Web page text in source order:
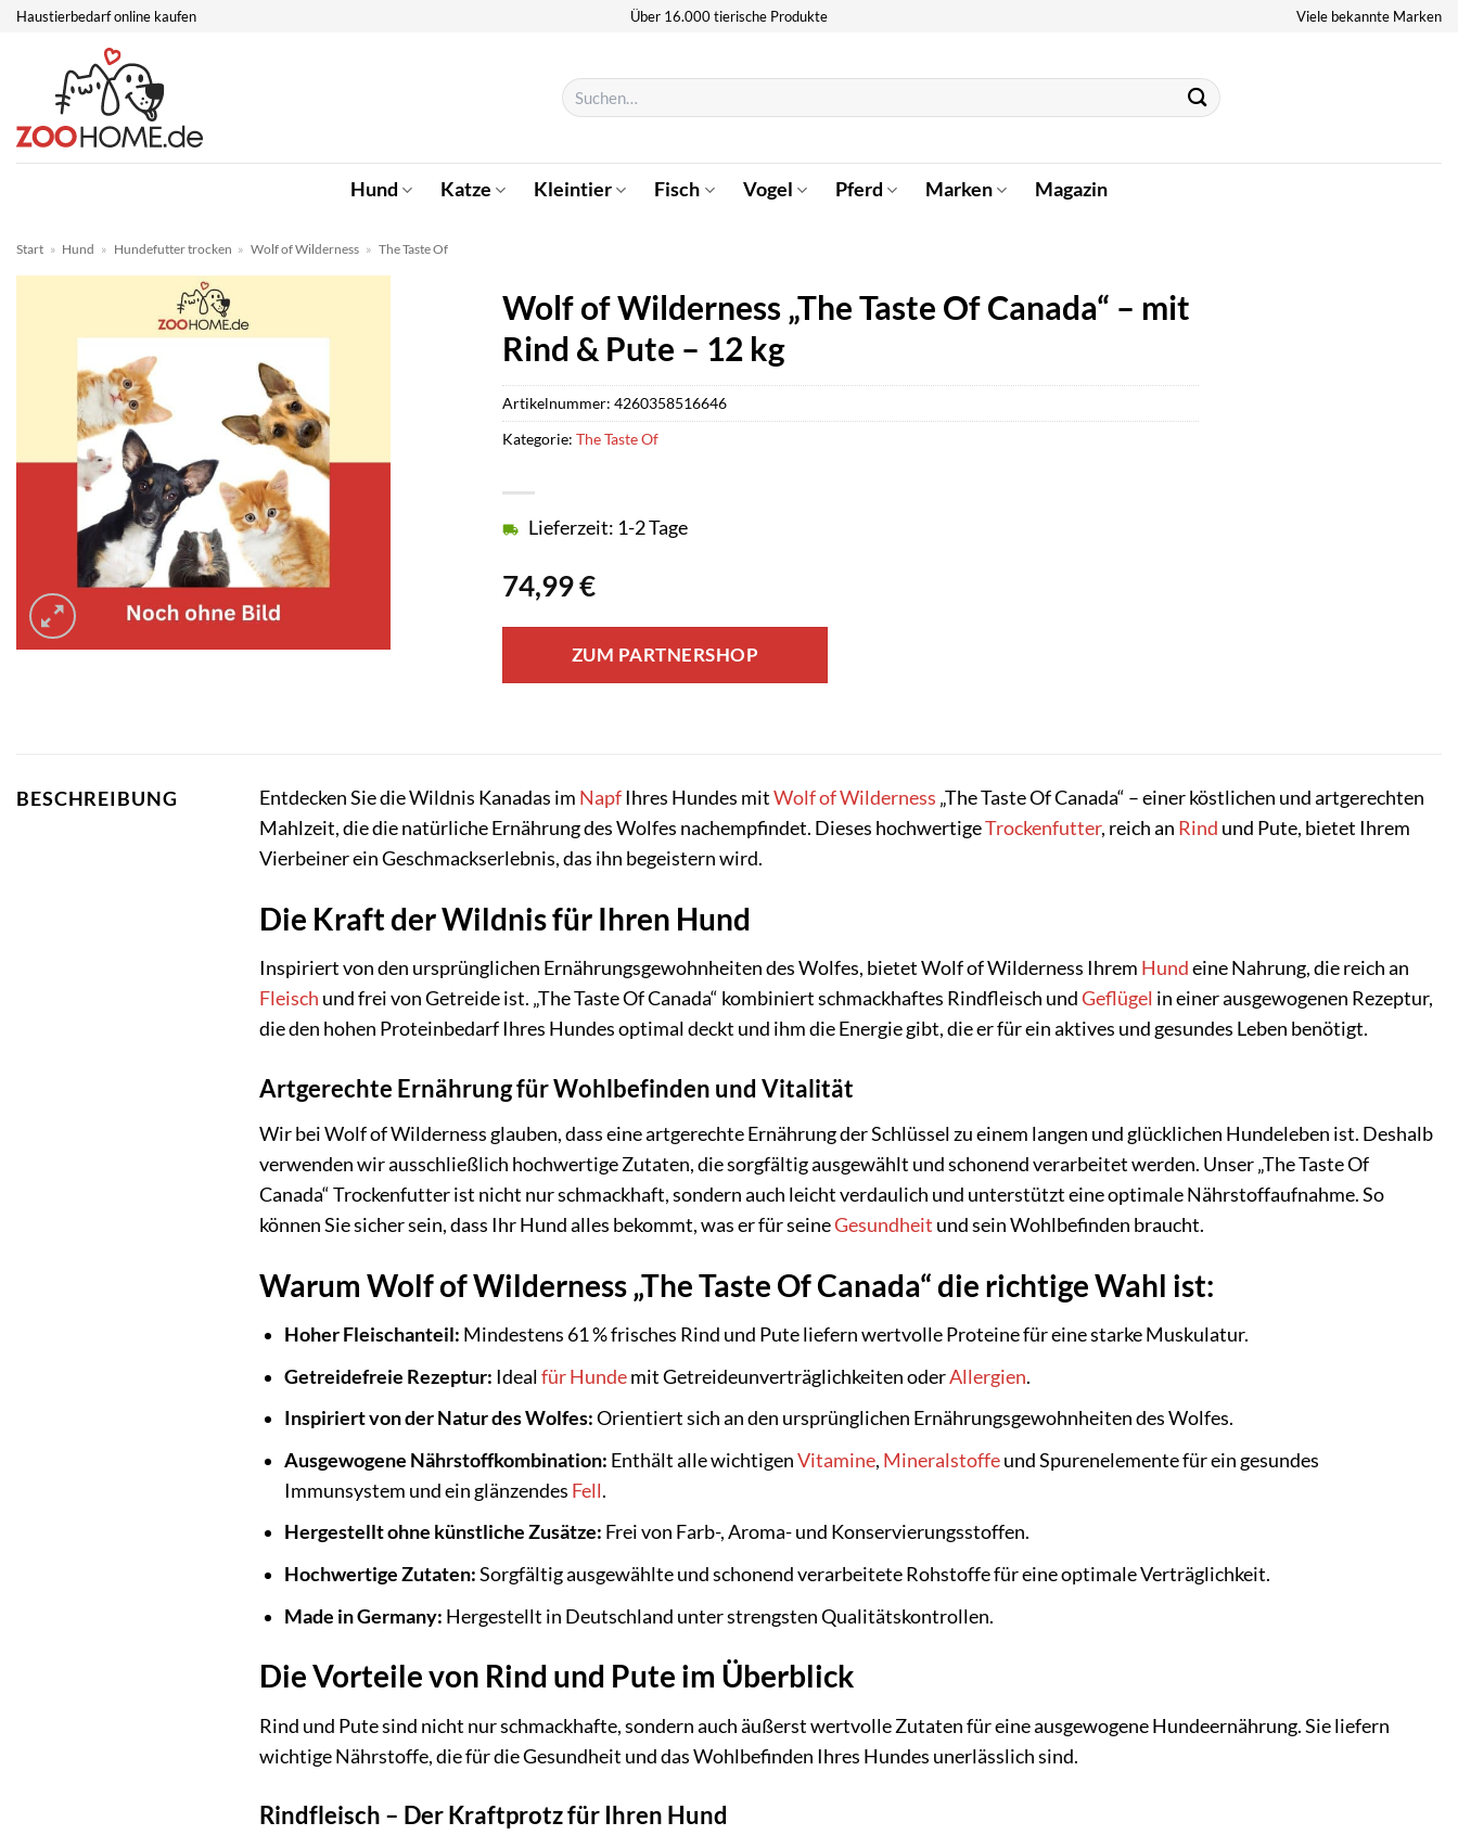
Zum
springen
Haustierbedarf online kaufen Über 16.000 tierische Produkte Viele bekannte Marken
Suchen
nach:
Hund Katze Kleintier Fisch Vogel Pferd Marken Magazin
Start » Hund » Hundefutter trocken » Wolf of Wilderness » The Taste Of
Wolf of Wilderness „The Taste Of Canada“ – mit
Rind & Pute – 12 kg
74,99€
Lieferzeit: 1-2 Tage
ZUM PARTNERSHOP
Artikelnummer: 4260358516646
Kategorie: The Taste Of
BESCHREIBUNG Entdecken Sie die Wildnis Kanadas im NapfIhres Hundes mitWolf of Wilderness „The Taste Of Canada“ – einer köstlichen und artgerechten
Mahlzeit, die die natürliche Ernährung des Wolfes nachempfindet. Dieses hochwertigeTrockenfutter, reich an Rind und Pute, bietet Ihrem
Vierbeiner ein Geschmackserlebnis, das ihn begeistern wird.
Die Kraft der Wildnis für Ihren Hund
Inspiriert von den ursprünglichen Ernährungsgewohnheiten des Wolfes, bietet Wolf of Wilderness Ihrem Hundeine Nahrung, die reich an
Fleisch und frei von Getreide ist. „The Taste Of Canada“ kombiniert schmackhaftes Rindfleisch undGeflügel in einer ausgewogenen Rezeptur,
die den hohen Proteinbedarf Ihres Hundes optimal deckt und ihm die Energie gibt, die er für ein aktives und gesundes Leben benötigt.
Artgerechte Ernährung für Wohlbefinden und Vitalität
Wir bei Wolf of Wilderness glauben, dass eine artgerechte Ernährung der Schlüssel zu einem langen und glücklichen Hundeleben ist. Deshalb
verwenden wir ausschließlich hochwertige Zutaten, die sorgfältig ausgewählt und schonend verarbeitet werden. Unser „The Taste Of
Canada“ Trockenfutter ist nicht nur schmackhaft, sondern auch leicht verdaulich und unterstützt eine optimale Nährstoffaufnahme. So
können Sie sicher sein, dass Ihr Hund alles bekommt, was er für seineGesundheit und sein Wohlbefinden braucht.
Warum Wolf of Wilderness „The Taste Of Canada“ die richtige Wahl ist:
Hoher Fleischanteil: Mindestens 61 % frisches Rind und Pute liefern wertvolle Proteine für eine starke Muskulatur.
Getreidefreie Rezeptur: Idealfür Hundemit Getreideunverträglichkeiten oderAllergien.
Inspiriert von der Natur des Wolfes:Orientiert sich an den ursprünglichen Ernährungsgewohnheiten des Wolfes.
Ausgewogene Nährstoffkombination: Enthält alle wichtigenVitamine, Mineralstoffeund Spurenelemente für ein gesundes
Immunsystem und ein glänzendes Fell.
Hergestellt ohne künstliche Zusätze: Frei von Farb-, Aroma- und Konservierungsstoffen.
Hochwertige Zutaten:Sorgfältig ausgewählte und schonend verarbeitete Rohstoffe für eine optimale Verträglichkeit.
Made in Germany: Hergestellt in Deutschland unter strengsten Qualitätskontrollen.
Die Vorteile von Rind und Pute im Überblick
Rind und Pute sind nicht nur schmackhafte, sondern auch äußerst wertvolle Zutaten für eine ausgewogene Hundeernährung. Sie liefern
wichtige Nährstoffe, die für die Gesundheit und das Wohlbefinden Ihres Hundes unerlässlich sind.
Rindfleisch – Der Kraftprotz für Ihren Hund